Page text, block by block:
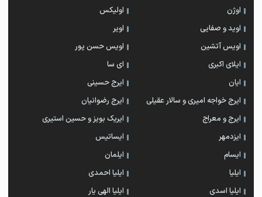
اوژن
اولیکس
اوید و صفایی
اویر
اویس آتشین
اویس حسن پور
ايلاى اكبرى
ای سا
ایان
ایرج حسینی
ایرج خواجه امیری و سالار عقیلی
ایرج رضوانیان
ایرج و معراج
ایریک بویز و حسین استیری
ایزدمهر
ایساتیس
ایسام
ایلمان
ایلیا
ایلیا احمدی
ایلیا اسدی
ایلیا الهی یار